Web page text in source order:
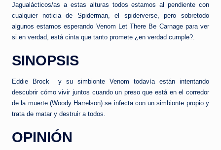
Jagualácticos/as a estas alturas todos estamos al pendiente con
cualquier noticia de Spiderman, el spiderverse, pero sobretodo
algunos estamos esperando Venom Let There Be Carnage para ver
si en verdad, está cinta que tanto promete ¿en verdad cumple?.
SINOPSIS
Eddie Brock y su simbionte Venom todavía están intentando
descubrir cómo vivir juntos cuando un preso que está en el corredor
de la muerte (Woody Harrelson) se infecta con un simbionte propio y
trata de matar y destruir a todos.
OPINIÓN